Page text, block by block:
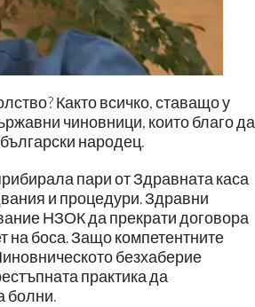
Както всичко, ставащо у
чиновници, които благо да
народец.
пари от Здравната каса
и процедури. Здравни
НЗОК да прекрати договора
на боса. Защо компетентните
безхаберие
практика да
болни.